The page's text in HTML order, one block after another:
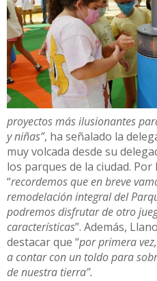
proyectos más ilusionantes
y niñas”, ha señalado la
muy volcada desde su
los parques de la ciudad.
“recordemos que en breve
remodelación integral del
podremos disfrutar de otro
características”. Además,
destacar que “por primera
a contar con un toldo para
de nuestra tierra”.